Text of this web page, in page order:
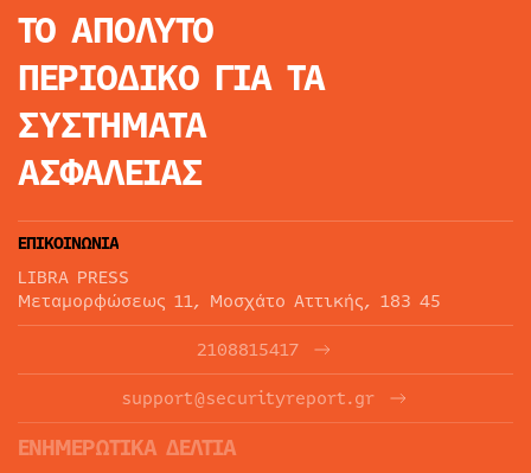
ΤΟ ΑΠΟΛΥΤΟ
ΠΕΡΙΟΔΙΚΟ ΓΙΑ ΤΑ
ΣΥΣΤΗΜΑΤΑ
ΑΣΦΑΛΕΙΑΣ
ΕΠΙΚΟΙΝΩΝΙΑ
LIBRA PRESS
Μεταμορφώσεως 11, Μοσχάτο Αττικής, 183 45
2108815417
support@securityreport.gr
ΕΝΗΜΕΡΩΤΙΚΑ ΔΕΛΤΙΑ